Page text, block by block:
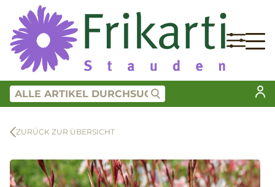
ZURÜCK ZUR ÜBERSICHT